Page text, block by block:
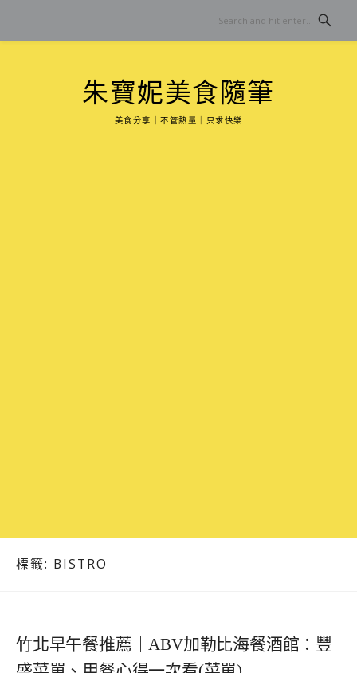
content
朱寶妮美食隨筆
美食分享｜不管熱量｜只求快樂
標籤: BISTRO
竹北早午餐推薦｜ABV加勒比海餐酒館：豐